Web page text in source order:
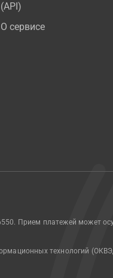
(API)
О сервисе
Прием платежей может
технологий